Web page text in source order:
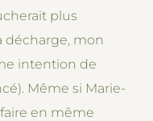
plus
décharge, mon
intention de
Même si Marie-
faire en même